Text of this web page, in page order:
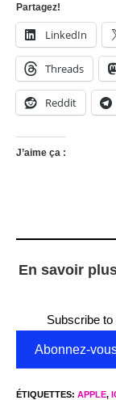
Partagez!
LinkedIn
Threads
Reddit
J’aime ça :
En savoir
Subscribe
Abonnez-
ÉTIQUETTES: APPLE,